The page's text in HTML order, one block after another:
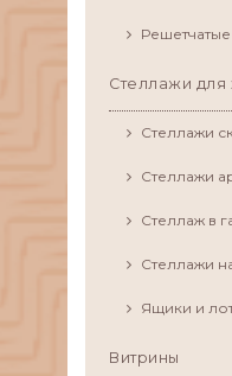
Стеллажи для
Стеллажи
Стеллажи
Стеллаж в
Стеллажи
Ящики и
Витрины